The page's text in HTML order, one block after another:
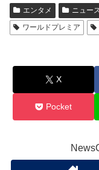
エンタメ ニュー
ワールドプレミア
X
Pocket